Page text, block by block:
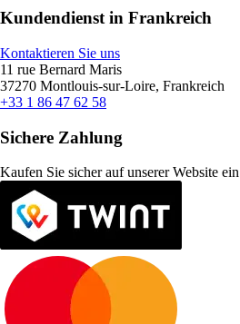
Kundendienst in Frankreich
Kontaktieren Sie uns
11 rue Bernard Maris
37270 Montlouis-sur-Loire, Frankreich
+33 1 86 47 62 58
Sichere Zahlung
Kaufen Sie sicher auf unserer Website ein